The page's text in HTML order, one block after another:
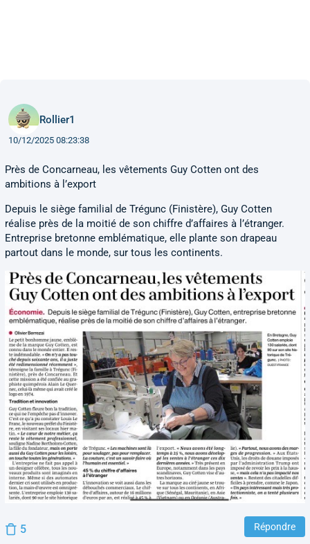
Rollier1
10/12/2025 08:23:38
Près de Concarneau, les vêtements Guy Cotten ont des
ambitions à l’export
Depuis le siège familial de Trégunc (Finistère), Guy Cotten
réalise près de la moitié de son chiffre d’affaires à l’étranger.
Entreprise bretonne emblématique, elle plante son drapeau
partout dans le monde, sur tous les continents.
5 Répondre